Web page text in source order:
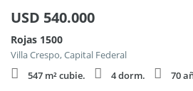
USD 540.000
Rojas 1500
Villa Crespo, Capital Federal
547 m² cubie.
4 dorm.
70